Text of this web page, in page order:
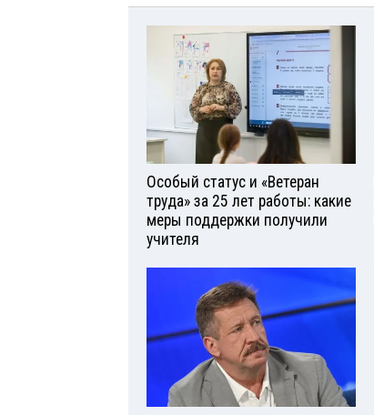
Особый статус и «Ветеран
труда» за 25 лет работы: какие
меры поддержки получили
учителя